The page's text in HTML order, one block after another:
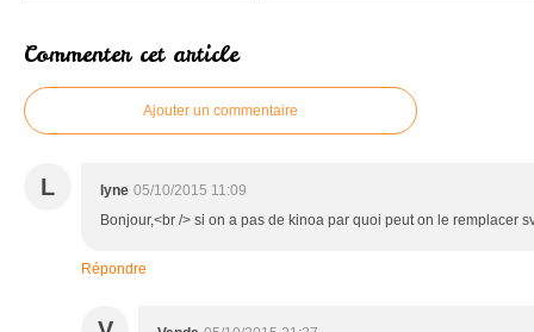
Commenter cet article
Ajouter un commentaire
L lyne 05/10/2015 11:09
Bonjour,<br /> si on a pas de kinoa par quoi peut on le remplacer
Répondre